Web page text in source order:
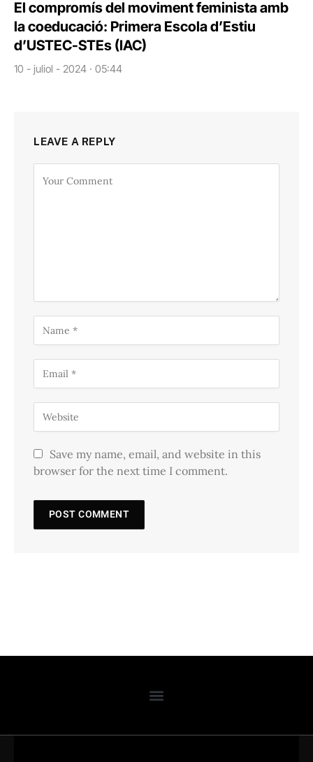
El compromís del moviment feminista amb
la coeducació: Primera Escola d’Estiu
d’USTEC-STEs (IAC)
10 - juliol - 2024 · 05:44
LEAVE A REPLY
Save my name, email, and website in this
browser for the next time I comment.